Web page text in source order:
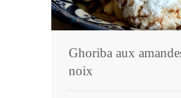
Ghoriba aux
noix